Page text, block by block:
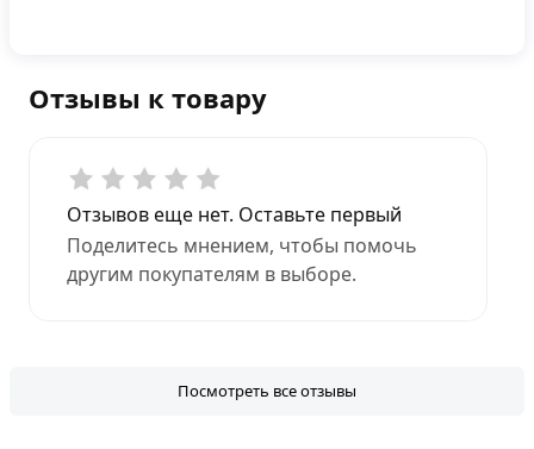
Отзывы к товару
Отзывов еще нет. Оставьте первый
Поделитесь мнением, чтобы помочь
другим покупателям в выборе.
Посмотреть все отзывы